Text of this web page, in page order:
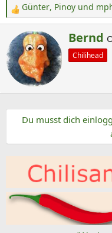
R
e
a
k
t
i
o
:
Günter, Pinoy und
G
e
s
h
i
b
e
o
n
Bernd
Chilihead
Du musst dich